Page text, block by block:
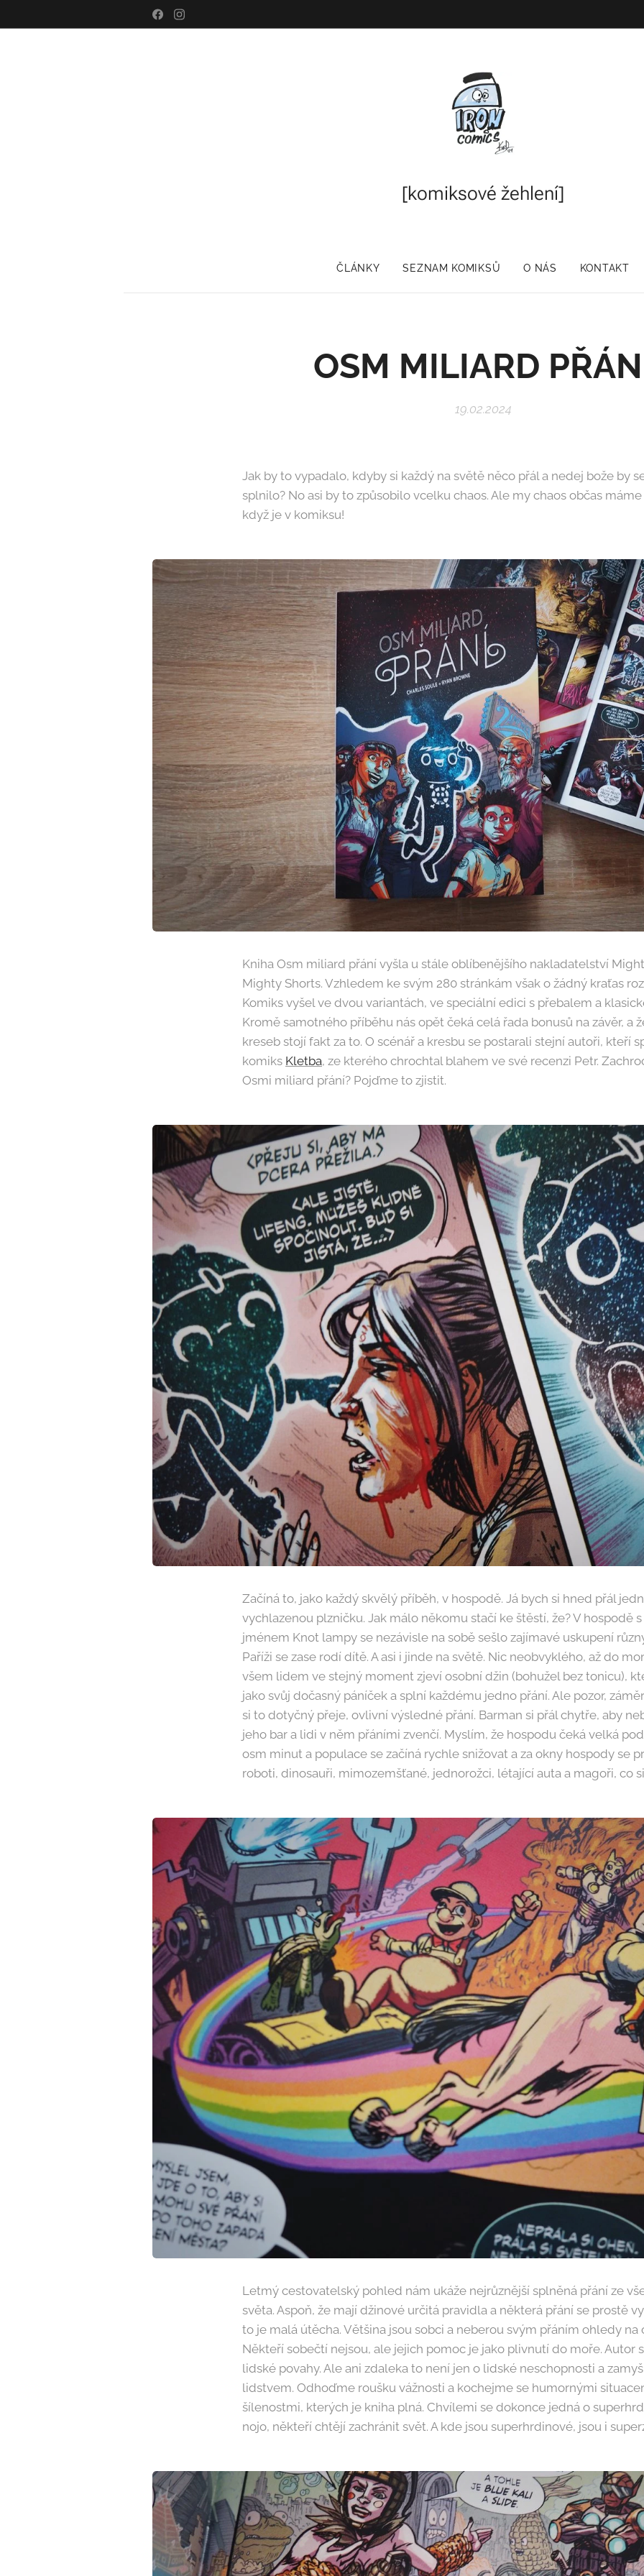
[komiksové žehlení]
ČLÁNKY SEZNAM KOMIKSŮ O NÁS KONTAKT
OSM MILIARD
19.02.2024
Jak by to vypadalo, kdyby si každý na světě něco přál a nedej bože by
splnilo? No asi by to způsobilo vcelku chaos. Ale my chaos občas
když je v komiksu!
Kniha Osm miliard přání vyšla u stále oblíbenějšího nakladatelství
Mighty Shorts. Vzhledem ke svým 280 stránkám však o žádný kraťas
Komiks vyšel ve dvou variantách, ve speciální edici s přebalem a
Kromě samotného příběhu nás opět čeká celá řada bonusů na závěr, a
kreseb stojí fakt za to. O scénář a kresbu se postarali stejní autoři, kteří
komiks Kletba, ze kterého chrochtal blahem ve své recenzi Petr.
Osmi miliard přání? Pojďme to zjistit.
Začíná to, jako každý skvělý příběh, v hospodě. Já bych si hned přál
vychlazenou plzničku. Jak málo někomu stačí ke štěstí, že? V hospodě
jménem Knot lampy se nezávisle na sobě sešlo zajímavé uskupení
Paříži se zase rodí dítě. A asi i jinde na světě. Nic neobvyklého, až do
všem lidem ve stejný moment zjeví osobní džin (bohužel bez tonicu),
jako svůj dočasný páníček a splní každému jedno přání. Ale pozor,
si to dotyčný přeje, ovlivní výsledné přání. Barman si přál chytře, aby
jeho bar a lidi v něm přáními zvenčí. Myslím, že hospodu čeká velká
osm minut a populace se začíná rychle snižovat a za okny hospody se
roboti, dinosauři, mimozemšťané, jednorožci, létající auta a magoři, co
Letmý cestovatelský pohled nám ukáže nejrůznější splněná přání ze
světa. Aspoň, že mají džinové určitá pravidla a některá přání se prostě
to je malá útěcha. Většina jsou sobci a neberou svým přáním ohledy na
Někteří sobečtí nejsou, ale jejich pomoc je jako plivnutí do moře. Autor
lidské povahy. Ale ani zdaleka to není jen o lidské neschopnosti a
lidstvem. Odhoďme roušku vážnosti a kochejme se humornými
šílenostmi, kterých je kniha plná. Chvílemi se dokonce jedná o
nojo, někteří chtějí zachránit svět. A kde jsou superhrdinové, jsou i